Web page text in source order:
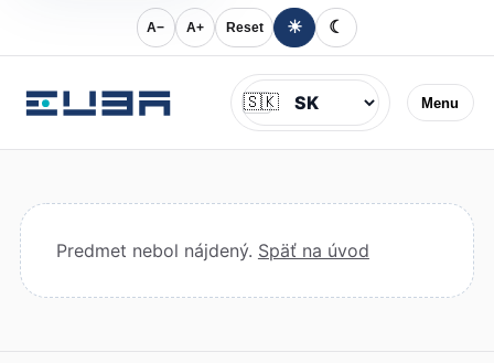
A− A+ Reset ☀ ☾
Menu
Jazyk
🇸🇰
Predmet nebol nájdený. Späť na úvod